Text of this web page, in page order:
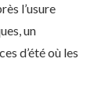
l’usure
un
d’été où les